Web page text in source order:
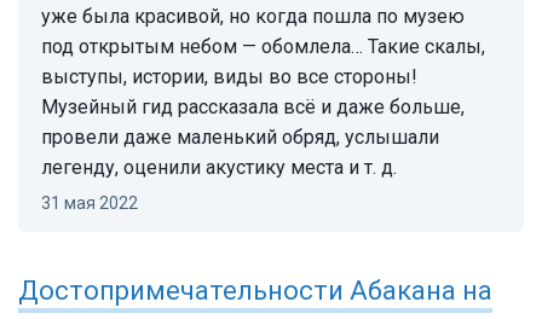
уже была красивой, но когда пошла по музею
под открытым небом — обомлела… Такие скалы,
выступы, истории, виды во все стороны!
Музейный гид рассказала всё и даже больше,
провели даже маленький обряд, услышали
легенду, оценили акустику места и т. д.
31 мая 2022
Достопримечательности Абакана на